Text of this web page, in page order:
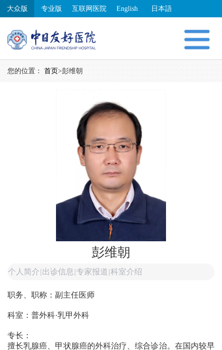
大众版 专业版 互联网医院 English 日本語
您的位置： 首页>彭维朝
彭维朝
个人简介|出诊信息 |专家报道 |科室介绍
职务、职称：副主任医师
科室：普外科·乳甲外科
专长：
擅长乳腺癌、甲状腺癌的外科治疗、综合诊治。在国内较早